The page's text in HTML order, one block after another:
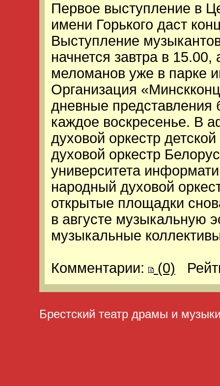
Первое выступление в
имени Горького даст
Выступление
начнется завтра в
меломанов уже в парке
Организация
дневные представления
каждое воскресенье. В
духовой оркестр
духовой оркестр
университета
народный духовой
открытые площадки
в августе музыкальную
музыкальные
Комментарии: (0)
Брестский театр драмы и